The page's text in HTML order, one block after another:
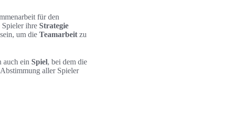
für den
Spieler ihre Strategie
um die Teamarbeit zu
auch ein Spiel, bei dem die
aller Spieler